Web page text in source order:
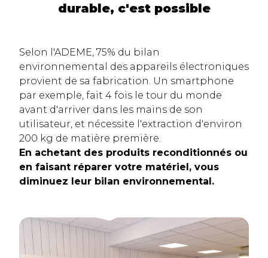
durable, c'est possible
Selon l'ADEME, 75% du bilan
environnemental des appareils électroniques
provient de sa fabrication. Un smartphone
par exemple, fait 4 fois le tour du monde
avant d'arriver dans les mains de son
utilisateur, et nécessite l'extraction d'environ
200 kg de matière première.
En achetant des produits reconditionnés ou
en faisant réparer votre matériel, vous
diminuez leur bilan environnemental.